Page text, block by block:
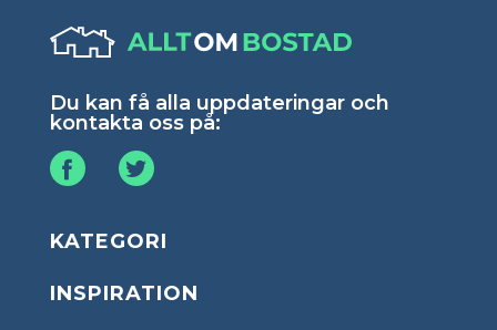
Du kan få alla uppdateringar och
kontakta oss på:
KATEGORI
INSPIRATION